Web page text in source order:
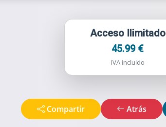
Acceso Ilimitado
45.99 €
IVA incluido
Compartir Atrás